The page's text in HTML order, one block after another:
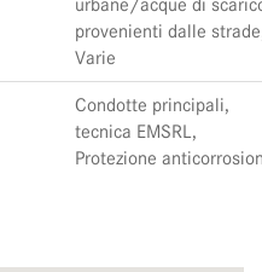
urbane/acque di
provenienti dalle
Varie
Condotte principali,
tecnica EMSRL,
Protezione